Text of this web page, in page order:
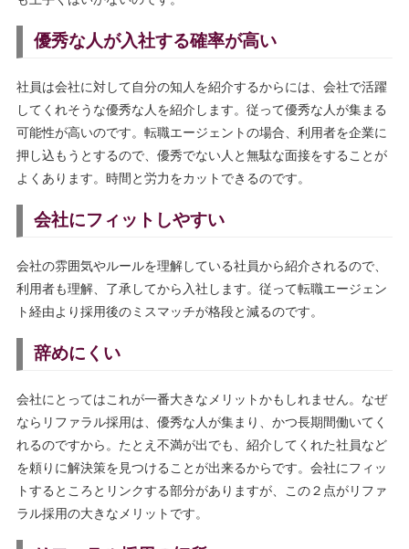
優秀な人が入社する確率が高い
社員は会社に対して自分の知人を紹介するからには、会社で活躍
してくれそうな優秀な人を紹介します。従って優秀な人が集まる
可能性が高いのです。転職エージェントの場合、利用者を企業に
押し込もうとするので、優秀でない人と無駄な面接をすることが
よくあります。時間と労力をカットできるのです。
会社にフィットしやすい
会社の雰囲気やルールを理解している社員から紹介されるので、
利用者も理解、了承してから入社します。従って転職エージェン
ト経由より採用後のミスマッチが格段と減るのです。
辞めにくい
会社にとってはこれが一番大きなメリットかもしれません。なぜ
ならリファラル採用は、優秀な人が集まり、かつ長期間働いてく
れるのですから。たとえ不満が出でも、紹介してくれた社員など
を頼りに解決策を見つけることが出来るからです。会社にフィッ
トするところとリンクする部分がありますが、この２点がリファ
ラル採用の大きなメリットです。